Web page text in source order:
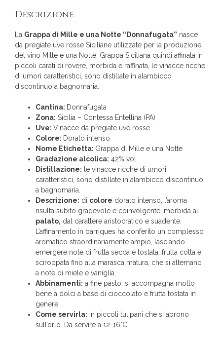
Descrizione
La Grappa di Mille e una Notte “Donnafugata” nasce
da pregiate uve rosse Siciliane utilizzate per la produzione
del vino Mille e una Notte. Grappa Siciliana quindi affinata in
piccoli carati di rovere, morbida e raffinata, le vinacce ricche
di umori caratteristici, sono distillate in alambicco
discontinuo a bagnomaria.
Cantina: Donnafugata
Zona: Sicilia – Contessa Entellina (PA)
Uve: Vinacce da pregiate uve rosse
Colore: Dorato intenso
Nome Etichetta: Grappa di Mille e una Notte
Gradazione alcolica: 42% vol.
Distillazione: le vinacce ricche di umori
caratteristici, sono distillate in alambicco discontinuo
a bagnomaria.
Descrizione: di colore dorato intenso, l’aroma
risulta subito gradevole e coinvolgente, morbida al
palato, dal carattere aristocratico e suadente.
L’affinamento in barriques ha conferito un complesso
aromatico straordinariamente ampio, lasciando
emergere note di frutta secca e tostata, frutta cotta e
sciroppata fino alla marasca matura, che si alternano
a note di miele e vaniglia.
Abbinamenti: a fine pasto, si accompagna molto
bene a dolci a base di cioccolato e frutta tostata in
genere.
Come servirla: in piccoli tulipani che si aprono
sull’orlo. Da servire a 12-16°C.